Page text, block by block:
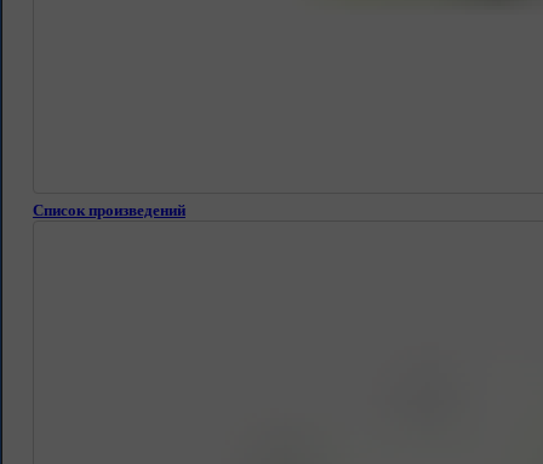
Список произведений